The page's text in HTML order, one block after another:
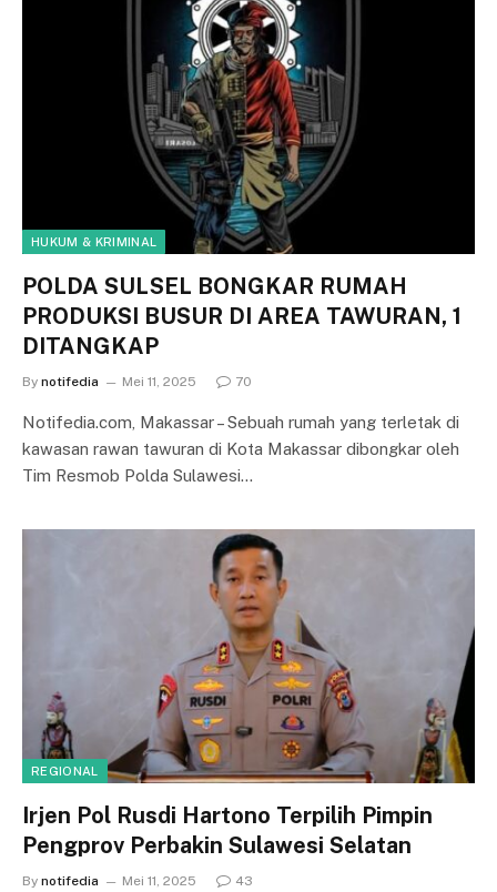
HUKUM & KRIMINAL
POLDA SULSEL BONGKAR RUMAH
PRODUKSI BUSUR DI AREA TAWURAN, 1
DITANGKAP
By notifedia Mei 11, 2025 70
Notifedia.com, Makassar – Sebuah rumah yang terletak di
kawasan rawan tawuran di Kota Makassar dibongkar oleh
Tim Resmob Polda Sulawesi…
REGIONAL
Irjen Pol Rusdi Hartono Terpilih Pimpin
Pengprov Perbakin Sulawesi Selatan
By notifedia Mei 11, 2025 43